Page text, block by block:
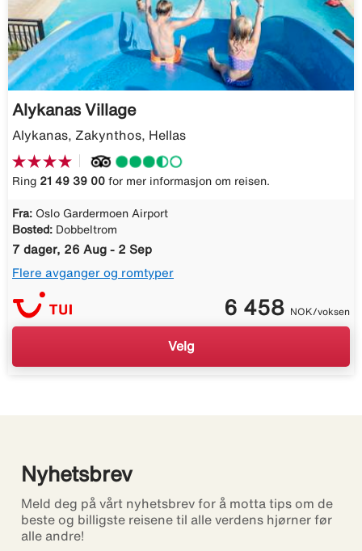
Alykanas Village
Alykanas, Zakynthos, Hellas
Ring 21 49 39 00 for mer informasjon om reisen.
Fra: Oslo Gardermoen Airport
Bosted: Dobbeltrom
7 dager, 26 Aug - 2 Sep
Flere avganger og romtyper
6 458 NOK/voksen
Velg
Nyhetsbrev
Meld deg på vårt nyhetsbrev for å motta tips om de
beste og billigste reisene til alle verdens hjørner før
alle andre!